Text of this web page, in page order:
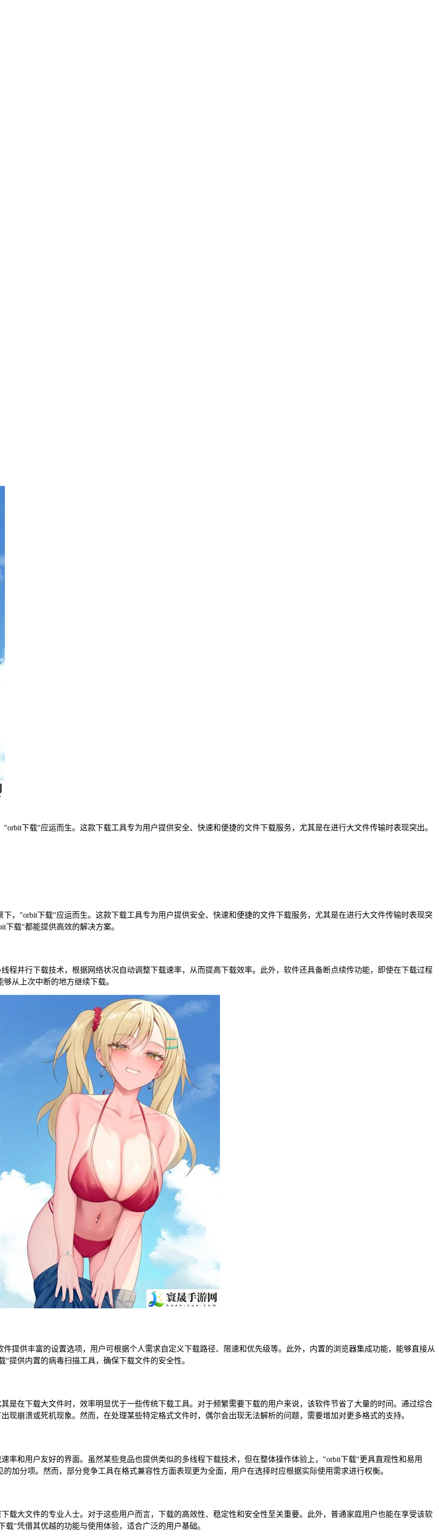
下载"应运而生。这款下载工具专为用户提供安全、快速和便捷的文件下载服务，尤其是在进行大文件传输时表现突出。
"orbit下载"应运而生。这款下载工具专为用户提供安全、快速和便捷的文件下载服务，尤其是在进行大文件传输时表现突
载"都能提供高效的解决方案。
行下载技术，根据网络状况自动调整下载速率，从而提高下载效率。此外，软件还具备断点续传功能，即使在下载过程
从上次中断的地方继续下载。
供丰富的设置选项，用户可根据个人需求自定义下载路径、限速和优先级等。此外，内置的浏览器集成功能，能够直接从
提供内置的病毒扫描工具，确保下载文件的安全性。
下载大文件时，效率明显优于一些传统下载工具。对于频繁需要下载的用户来说，该软件节省了大量的时间。通过综合
现崩溃或死机现象。然而，在处理某些特定格式文件时，偶尔会出现无法解析的问题，需要增加对更多格式的支持。
用户友好的界面。虽然某些竞品也提供类似的多线程下载技术，但在整体操作体验上，"orbit下载"更具直观性和易用
加分项。然而，部分竞争工具在格式兼容性方面表现更为全面，用户在选择时应根据实际使用需求进行权衡。
文件的专业人士。对于这些用户而言，下载的高效性、稳定性和安全性至关重要。此外，普通家庭用户也能在享受该软
"凭借其优越的功能与使用体验，适合广泛的用户基础。